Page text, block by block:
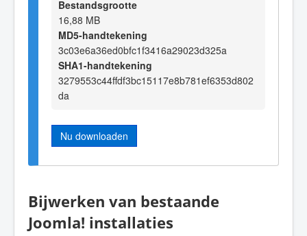
Bestandsgrootte
16,88 MB
MD5-handtekening
3c03e6a36ed0bfc1f3416a29023d325a
SHA1-handtekening
3279553c44ffdf3bc15117e8b781ef6353d802
da
Nu downloaden
Bijwerken van bestaande
Joomla! installaties